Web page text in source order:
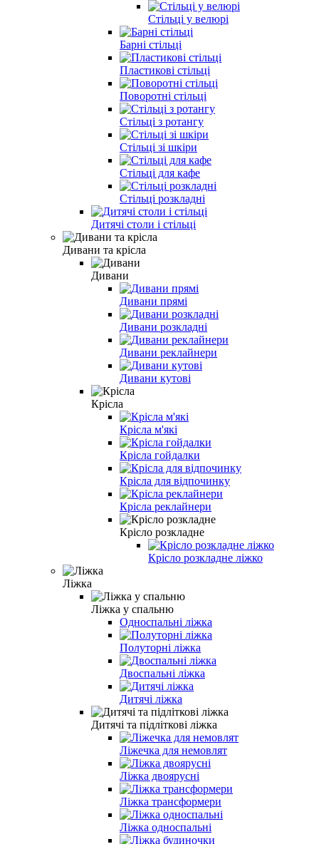
Стільці у велюрі
Барні стільці
Пластикові стільці
Поворотні стільці
Стільці з ротангу
Стільці зі шкіри
Стільці для кафе
Стільці розкладні
Дитячі столи і стільці
Дивани та крісла
Дивани
Дивани прямі
Дивани розкладні
Дивани реклайнери
Дивани кутові
Крісла
Крісла м'які
Крісла гойдалки
Крісла для відпочинку
Крісла реклайнери
Крісло розкладне
Крісло розкладне ліжко
Ліжка
Ліжка у спальню
Односпальні ліжка
Полуторні ліжка
Двоспальні ліжка
Дитячі ліжка
Дитячі та підліткові ліжка
Ліжечка для немовлят
Ліжка двоярусні
Ліжка трансформери
Ліжка односпальні